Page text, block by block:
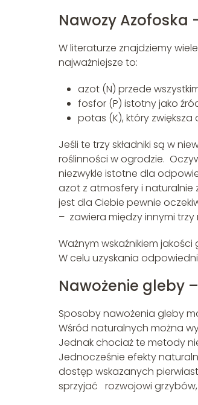
Nawozy Azofoska
W literaturze znajdziemy
najważniejsze to:
azot (N) przede
fosfor (P) istotny jako
potas (K), który
Jeśli te trzy składniki są w
roślinności w ogrodzie.
niezwykle istotne dla
azot z atmosfery i naturalnie
jest dla Ciebie pewnie
– zawiera między innymi
Ważnym wskaźnikiem
W celu uzyskania
Nawożenie gleby
Sposoby nawożenia gleby
Wśród naturalnych można
Jednak chociaż te metody
Jednocześnie efekty
dostęp wskazanych
sprzyjać rozwojowi